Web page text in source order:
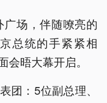
场，伴随嘹亮的
总统的手紧紧相
晤大幕开启。
团：5位副总理、